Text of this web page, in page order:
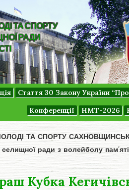
ТА СПОРТУ
РАДИ
Стаття 30 Закону України “Про
Конференції
НМТ-2026
ТА СПОРТУ
ради з волейболу пам’яті
Кубка